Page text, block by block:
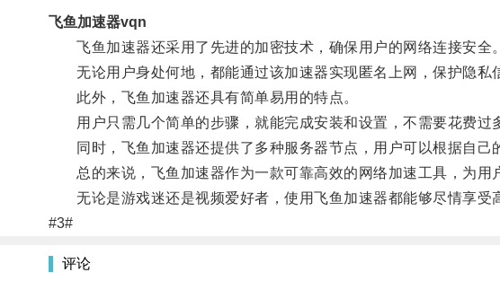
飞鱼加速器vqn
飞鱼加速器还采用了先进的加密技术，确保用户的网络连接安全。
无论用户身处何地，都能通过该加速器实现匿名上网，保护隐私
此外，飞鱼加速器还具有简单易用的特点。
用户只需几个简单的步骤，就能完成安装和设置，不需要花费过
同时，飞鱼加速器还提供了多种服务器节点，用户可以根据自己
总的来说，飞鱼加速器作为一款可靠高效的网络加速工具，为用
无论是游戏迷还是视频爱好者，使用飞鱼加速器都能够尽情享受
#3#
评论